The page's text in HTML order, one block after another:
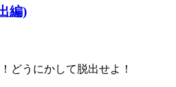
編)
どうにかして脱出せよ！